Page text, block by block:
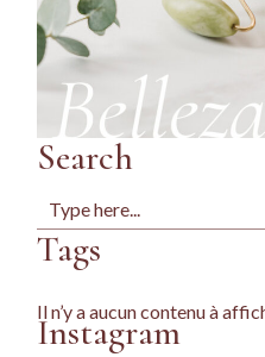
Search
Search
Tags
Il n’y a aucun contenu à
Instagram